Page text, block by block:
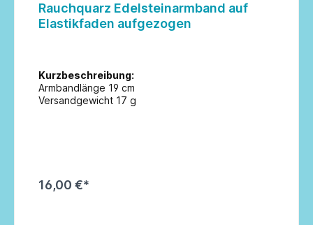
Rauchquarz Edelsteinarmband auf
Elastikfaden aufgezogen
Kurzbeschreibung:
Armbandlänge 19 cm
Versandgewicht 17 g
16,00 €*